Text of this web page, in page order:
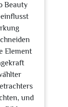
Beauty
Element
und